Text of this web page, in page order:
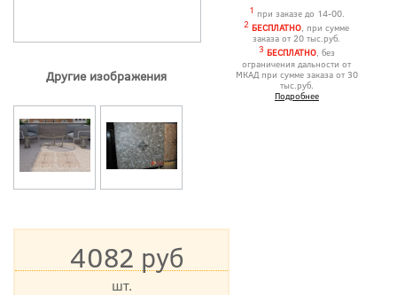
Другие изображения
1 при заказе до 14-00.
2 БЕСПЛАТНО, при сумме
заказа от 20 тыс.руб.
3 БЕСПЛАТНО, без
ограничения дальности от
МКАД при сумме заказа от 30
тыс.руб.
Подробнее
4082 руб
шт.